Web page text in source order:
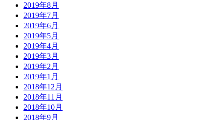
2019年8月
2019年7月
2019年6月
2019年5月
2019年4月
2019年3月
2019年2月
2019年1月
2018年12月
2018年11月
2018年10月
2018年9月